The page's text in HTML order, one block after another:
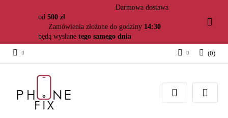
Darmowa dostawa
od 500 zł
Zamówienia złożone do godziny 14:30
będą wysłane tego samego dnia
Załóż konto
(0)